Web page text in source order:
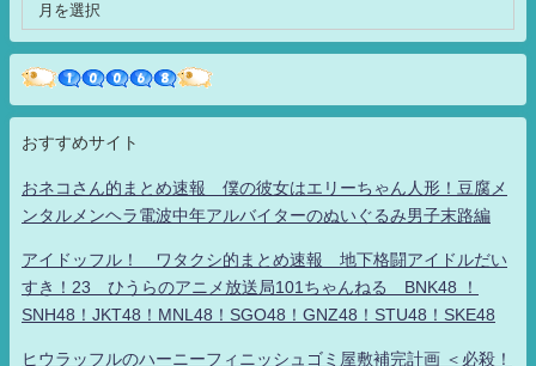
おすすめサイト
おネコさん的まとめ速報 僕の彼女はエリーちゃん人形！豆腐メ
ンタルメンヘラ電波中年アルバイターのぬいぐるみ男子末路編
アイドッフル！ ワタクシ的まとめ速報 地下格闘アイドルだい
すき！23 ひうらのアニメ放送局101ちゃんねる BNK48 ！
SNH48！JKT48！MNL48！SGO48！GNZ48！STU48！SKE48
ヒウラッフルのハーニーフィニッシュゴミ屋敷補完計画 ＜必殺！